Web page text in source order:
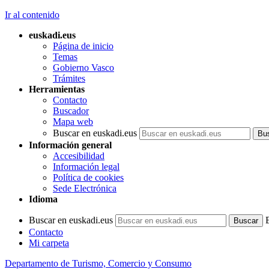
Ir al contenido
euskadi.eus
Página de inicio
Temas
Gobierno Vasco
Trámites
Herramientas
Contacto
Buscador
Mapa web
Buscar en euskadi.eus
Información general
Accesibilidad
Información legal
Política de cookies
Sede Electrónica
Idioma
Buscar en euskadi.eus
Contacto
Mi carpeta
Departamento de Turismo, Comercio y Consumo